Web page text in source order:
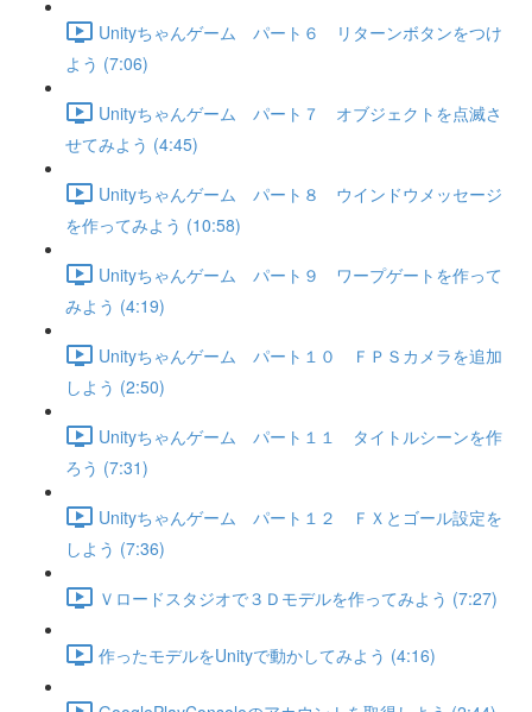
Unityちゃんゲーム パート６ リターンボタンをつけ
よう (7:06)
Unityちゃんゲーム パート７ オブジェクトを点滅さ
せてみよう (4:45)
Unityちゃんゲーム パート８ ウインドウメッセージ
を作ってみよう (10:58)
Unityちゃんゲーム パート９ ワープゲートを作って
みよう (4:19)
Unityちゃんゲーム パート１０ ＦＰＳカメラを追加
しよう (2:50)
Unityちゃんゲーム パート１１ タイトルシーンを作
ろう (7:31)
Unityちゃんゲーム パート１２ ＦＸとゴール設定を
しよう (7:36)
Ｖロードスタジオで３Ｄモデルを作ってみよう (7:27)
作ったモデルをUnityで動かしてみよう (4:16)